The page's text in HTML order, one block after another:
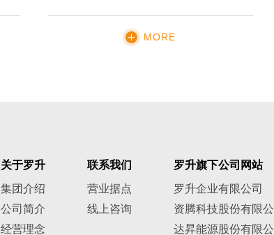
MORE
关于罗升
集团介绍
公司简介
经营理念
联系我们
营业据点
线上咨询
罗升旗下公司网站
罗升企业有限公司
资腾科技股份有限公
达昇能源股份有限公